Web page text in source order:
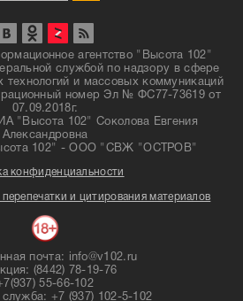
агентство "Высота 102"
службой по надзору в сфере
и массовых коммуникаций
номер Эл № ФС77-73619 от
07.09.2018г.
"Высота 102" Соколова Евгения
Александровна
102" - ООО "СВЖ "ОСТРОВ"
конфиденциальности
и цитирования материалов
почта: info@v102.ru
(8442) 78-19-76
55-66-102
служба: +7 (937) 102-5-102